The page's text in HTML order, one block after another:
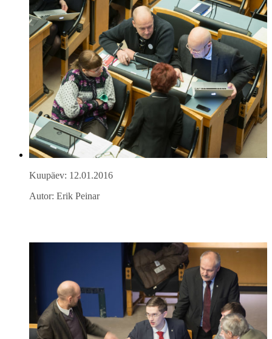
Kuupäev: 12.01.2016
Autor: Erik Peinar